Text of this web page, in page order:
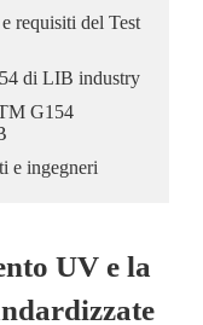
requisiti del Test
di LIB industry
G154
e ingegneri
UV e la